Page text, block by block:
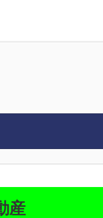
産